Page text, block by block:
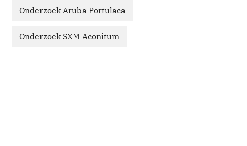
Onderzoek Aruba Portulaca
Onderzoek SXM Aconitum